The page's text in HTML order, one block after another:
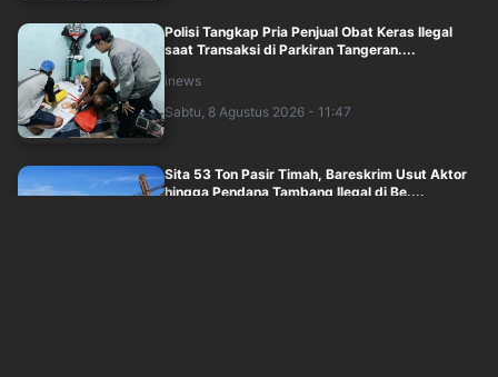
Polisi Tangkap Pria Penjual Obat Keras Ilegal
saat Transaksi di Parkiran Tangeran....
inews
Sabtu, 8 Agustus 2026 - 11:47
Sita 53 Ton Pasir Timah, Bareskrim Usut Aktor
hingga Pendana Tambang Ilegal di Be....